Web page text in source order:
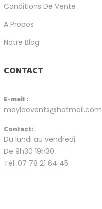
Conditions De Vente
A Propos
Notre Blog
CONTACT
E-mail :
maylaevents@hotmail.com
Contact:
Du lundi au vendredi
De 9h30 19h30
Tél: 07 78 21 64 45